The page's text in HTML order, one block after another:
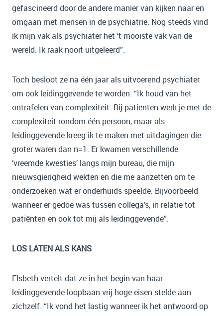
gefascineerd door de andere manier van kijken naar en
omgaan met mensen in de psychiatrie. Nog steeds vind
ik mijn vak als psychiater het ‘t mooiste vak van de
wereld. Ik raak nooit uitgeleerd”.
Toch besloot ze na één jaar als uitvoerend psychiater
om ook leidinggevende te worden. “Ik houd van het
ontrafelen van complexiteit. Bij patiënten werk je met de
complexiteit rondom één persoon, maar als
leidinggevende kreeg ik te maken met uitdagingen die
groter waren dan n=1. Er kwamen verschillende
‘vreemde kwesties’ langs mijn bureau, die mijn
nieuwsgierigheid wekten en die me aanzetten om te
onderzoeken wat er onderhuids speelde. Bijvoorbeeld
wanneer er gedoe was tussen collega’s, in relatie tot
patiënten en ook tot mij als leidinggevende”.
LOS LATEN ALS KANS
Elsbeth vertelt dat ze in het begin van haar
leidinggevende loopbaan vrij hoge eisen stelde aan
zichzelf. “Ik vond het lastig wanneer ik het antwoord op